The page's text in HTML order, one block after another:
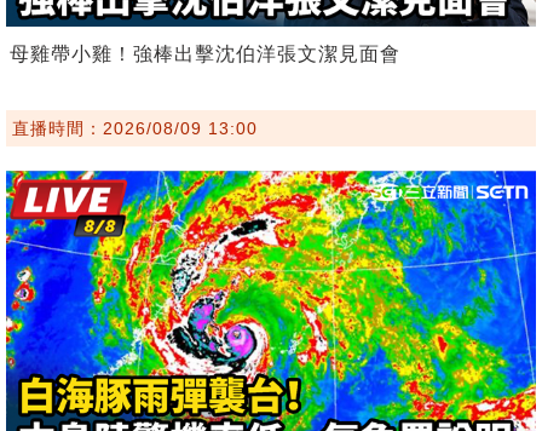
母雞帶小雞！強棒出擊沈伯洋張文潔見面會
直播時間：2026/08/09 13:00